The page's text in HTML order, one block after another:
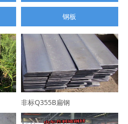
钢板
非标Q355B扁钢